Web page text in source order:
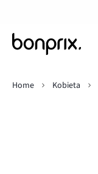
Home
Kobieta